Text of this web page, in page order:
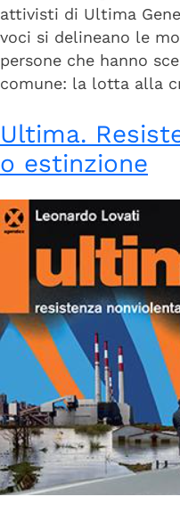
attivisti di Ultima
voci si delineano le
persone che hanno
comune: la lotta alla
Ultima.
o estinzione